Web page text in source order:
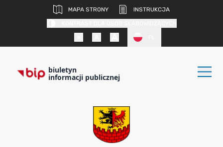
MAPA STRONY
INSTRUKCJA
biuletyn
informacji publicznej